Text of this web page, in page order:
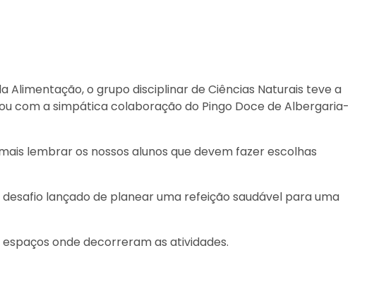
Alimentação, o grupo disciplinar de Ciências Naturais teve a
com a simpática colaboração do Pingo Doce de Albergaria-
lembrar os nossos alunos que devem fazer escolhas
lançado de planear uma refeição saudável para uma
onde decorreram as atividades.